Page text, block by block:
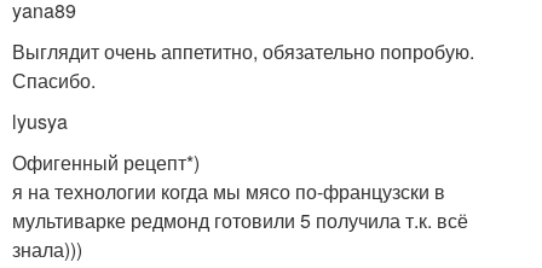
yana89
Выглядит очень аппетитно, обязательно попробую.
Спасибо.
lyusya
Офигенный рецепт*)
я на технологии когда мы мясо по-французски в
мультиварке редмонд готовили 5 получила т.к. всё
знала)))